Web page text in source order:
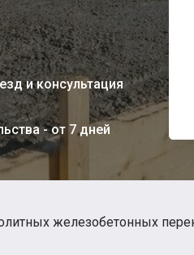
и консультация
- от 7 дней
железобетонных